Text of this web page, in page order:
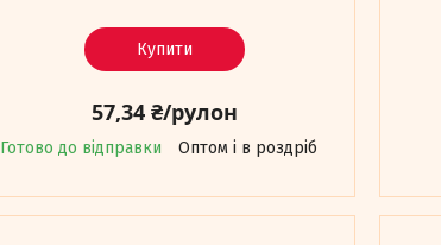
Купити
57,34 ₴/рулон
Готово до відправки Оптом і в роздріб